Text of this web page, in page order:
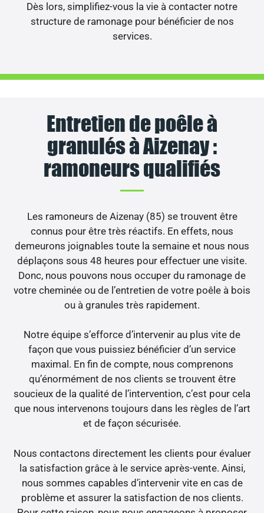
Dès lors, simplifiez-vous la vie à contacter notre
structure de ramonage pour bénéficier de nos
services.
Entretien de poêle à
granulés à Aizenay :
ramoneurs qualifiés
Les ramoneurs de Aizenay (85) se trouvent être
connus pour être très réactifs. En effets, nous
demeurons joignables toute la semaine et nous nous
déplaçons sous 48 heures pour effectuer une visite.
Donc, nous pouvons nous occuper du ramonage de
votre cheminée ou de l’entretien de votre poêle à bois
ou à granules très rapidement.
Notre équipe s’efforce d’intervenir au plus vite de
façon que vous puissiez bénéficier d’un service
maximal. En fin de compte, nous comprenons
qu’énormément de nos clients se trouvent être
soucieux de la qualité de l’intervention, c’est pour cela
que nous intervenons toujours dans les règles de l’art
et de façon sécurisée.
Nous contactons directement les clients pour évaluer
la satisfaction grâce à le service après-vente. Ainsi,
nous sommes capables d’intervenir vite en cas de
problème et assurer la satisfaction de nos clients.